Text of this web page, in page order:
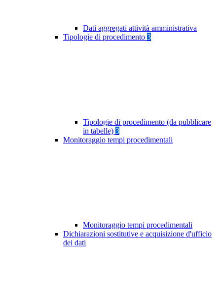
Dati aggregati attività amministrativa
Tipologie di procedimento 3
Tipologie di procedimento (da pubblicare
in tabelle) 3
Monitoraggio tempi procedimentali
Monitoraggio tempi procedimentali
Dichiarazioni sostitutive e acquisizione d'ufficio
dei dati